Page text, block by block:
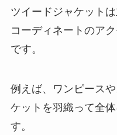
ツイードジャケット
コーディネートのア
です。
例えば、ワンピース
ケットを羽織って全
す。